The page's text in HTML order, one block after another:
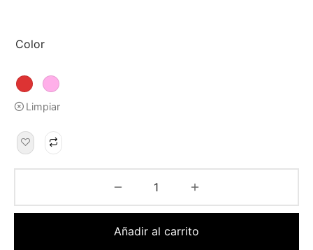
Color
Limpiar
Añadir al carrito